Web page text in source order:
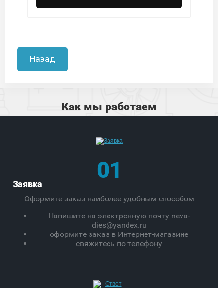
Назад
Как мы работаем
01
Заявка
Оформите заказ наиболее удобным способом
Напишите на электронную почту neva-
dies@yandex.ru
оформите заказ в Интернет-магазине
свяжитесь по телефону